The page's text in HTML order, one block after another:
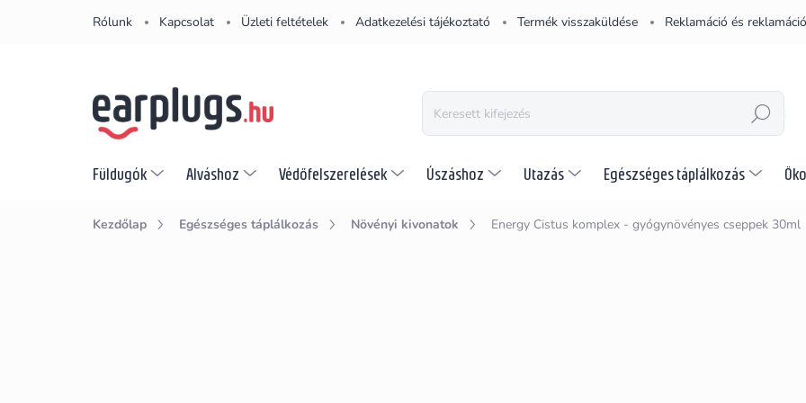
Rólunk Kapcsolat Üzleti feltételek Adatkezelési tájékoztató Termék visszaküldése Reklamáció és
KERESÉS
Füldugók Alváshoz Védőfelszerelések Úszáshoz Utazás Egészséges táplálkozás
Kezdőlap Egészséges táplálkozás Növényi kivonatok Energy Cistus komplex - gyógynövényes cseppek 30ml